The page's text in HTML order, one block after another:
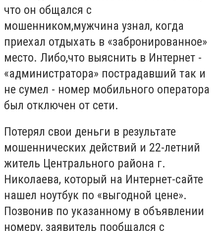
что он общался с
мошенником,мужчина узнал, когда
приехал отдыхать в «забронированное»
место. Либо,что выяснить в Интернет -
«администратора» пострадавший так и
не сумел - номер мобильного оператора
был отключен от сети.
Потерял свои деньги в результате
мошеннических действий и 22-летний
житель Центрального района г.
Николаева, который на Интернет-сайте
нашел ноутбук по «выгодной цене».
Позвонив по указанному в объявлении
номеру, заявитель пообщался с